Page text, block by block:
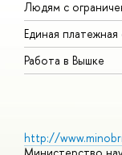
Людям с
Единая платежная
Работа в Вышке
http://